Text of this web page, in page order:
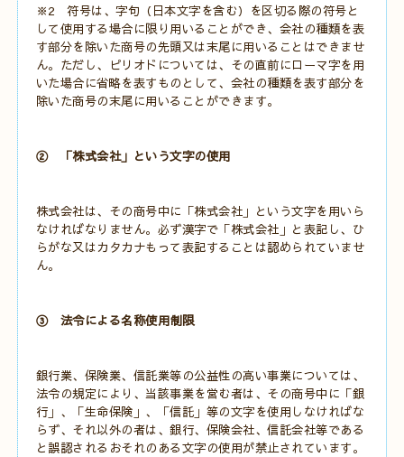
※2 符号は、字句（日本文字を含む）を区切る際の符号と
して使用する場合に限り用いることができ、会社の種類を表
す部分を除いた商号の先頭又は末尾に用いることはできませ
ん。ただし、ピリオドについては、その直前にローマ字を用
いた場合に省略を表すものとして、会社の種類を表す部分を
除いた商号の末尾に用いることができます。
② 「株式会社」という文字の使用
株式会社は、その商号中に「株式会社」という文字を用いら
なければなりません。必ず漢字で「株式会社」と表記し、ひ
らがな又はカタカナもって表記することは認められていませ
ん。
③ 法令による名称使用制限
銀行業、保険業、信託業等の公益性の高い事業については、
法令の規定により、当該事業を営む者は、その商号中に「銀
行」、「生命保険」、「信託」等の文字を使用しなければな
らず、それ以外の者は、銀行、保険会社、信託会社等である
と誤認されるおそれのある文字の使用が禁止されています。